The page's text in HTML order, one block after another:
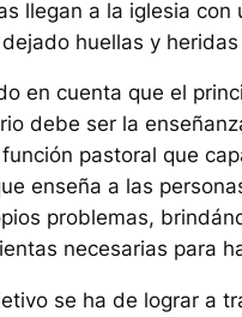
llegan a la iglesia con
huellas y
en cuenta que el
debe ser la
pastoral que
enseña a las
problemas,
necesarias para
se ha de lograr a